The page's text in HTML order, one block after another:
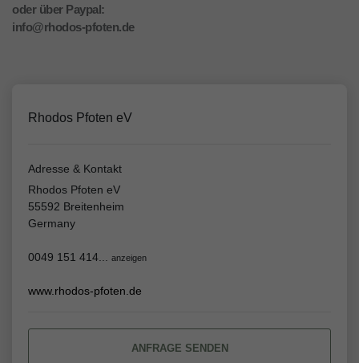
oder über Paypal:
info@rhodos-pfoten.de
Rhodos Pfoten eV
Adresse & Kontakt
Rhodos Pfoten eV
55592 Breitenheim
Germany
0049 151 414... anzeigen
www.rhodos-pfoten.de
ANFRAGE SENDEN